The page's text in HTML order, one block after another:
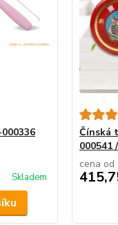
Skladem
Čínská
000541
cena od